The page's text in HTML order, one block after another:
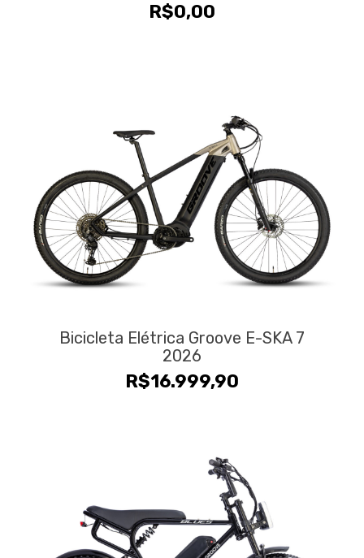
R$0,00
Bicicleta Elétrica Groove E-SKA 7
2026
R$16.999,90